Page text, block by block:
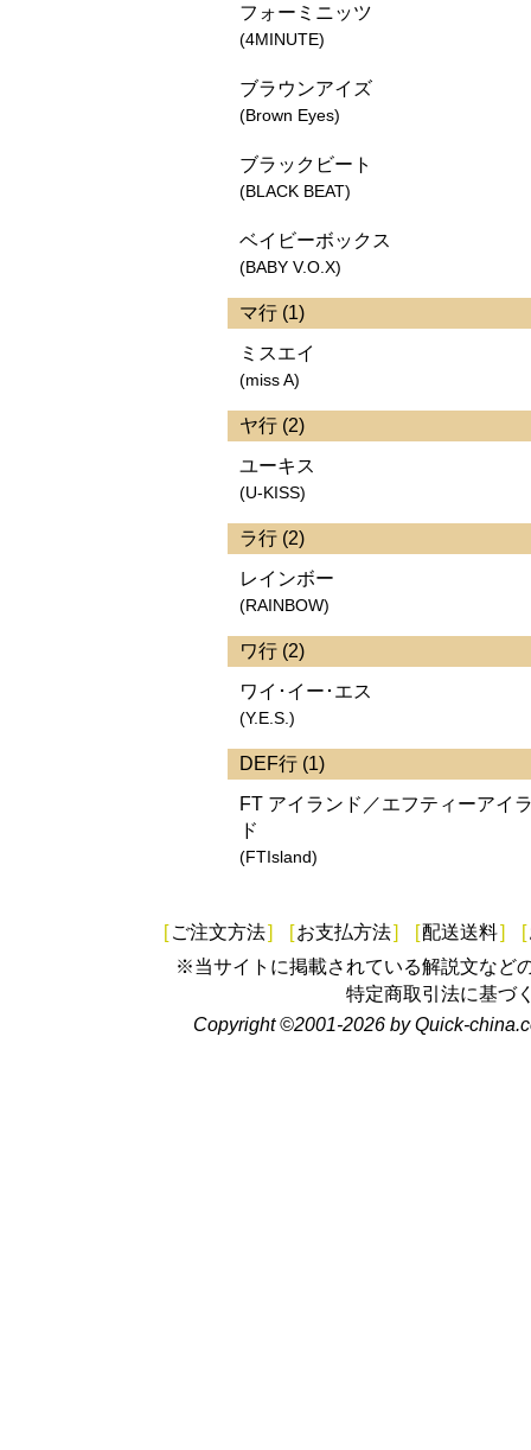
フォーミニッツ
(4MINUTE)
ブラウンアイズ
(Brown Eyes)
ブラックビート
(BLACK BEAT)
ベイビーボックス
(BABY V.O.X)
マ行 (1)
ミスエイ
(miss A)
ヤ行 (2)
ユーキス
(U-KISS)
ラ行 (2)
レインボー
(RAINBOW)
ワ行 (2)
ワイ･イー･エス
(Y.E.S.)
DEF行 (1)
FT アイランド／エフティーアイ
ド
(FTIsland)
[ ご注文方法] [お支払方法] [配送送料] [
※当サイトに掲載されている解説文など
特定商取引法に基づ
Copyright ©2001-2026 by Quick-